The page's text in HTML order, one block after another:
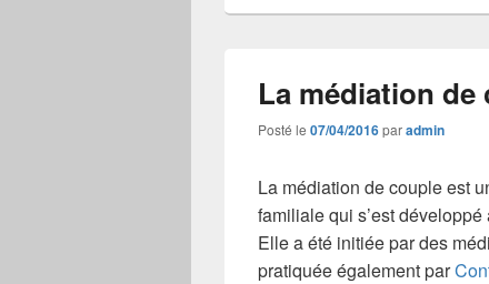
La médiation de
Posté le 07/04/2016paradmin
La médiation de couple est
familiale qui s’est
Elle a été initiée par des
pratiquée également par